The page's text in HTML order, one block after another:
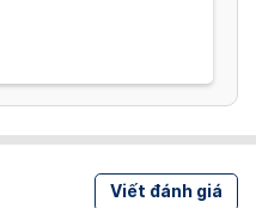
Viết đánh giá